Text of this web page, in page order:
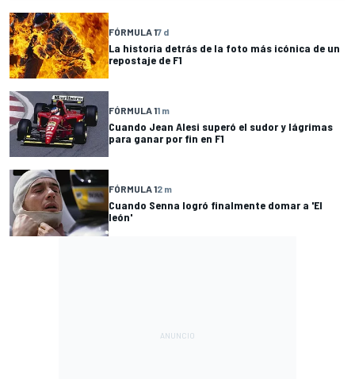
FÓRMULA 17 d
La historia detrás de la foto más icónica de un
repostaje de F1
FÓRMULA 11 m
Cuando Jean Alesi superó el sudor y lágrimas
para ganar por fin en F1
FÓRMULA 12 m
Cuando Senna logró finalmente domar a 'El
león'